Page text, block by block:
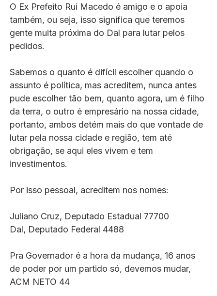
O Ex Prefeito Rui Macedo é amigo e o apoia
também, ou seja, isso significa que teremos
gente muita próxima do Dal para lutar pelos
pedidos.
Sabemos o quanto é difícil escolher quando o
assunto é política, mas acreditem, nunca antes
pude escolher tão bem, quanto agora, um é filho
da terra, o outro é empresário na nossa cidade,
portanto, ambos detém mais do que vontade de
lutar pela nossa cidade e região, tem até
obrigação, se aqui eles vivem e tem
investimentos.
Por isso pessoal, acreditem nos nomes:
Juliano Cruz, Deputado Estadual 77700
Dal, Deputado Federal 4488
Pra Governador é a hora da mudança, 16 anos
de poder por um partido só, devemos mudar,
ACM NETO 44